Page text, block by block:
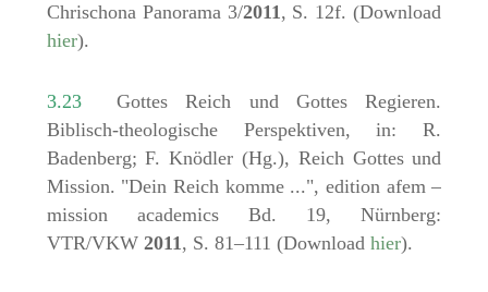
Chrischona Panorama 3/2011, S. 12f. (Download
hier).
3.23
Gottes Reich und Gottes Regieren.
Biblisch-theologische Perspektiven, in: R.
Badenberg; F. Knödler (Hg.), Reich Gottes und
Mission. "Dein Reich komme ...", edition afem –
mission academics Bd. 19, Nürnberg:
VTR/VKW 2011, S. 81–111 (Download hier).